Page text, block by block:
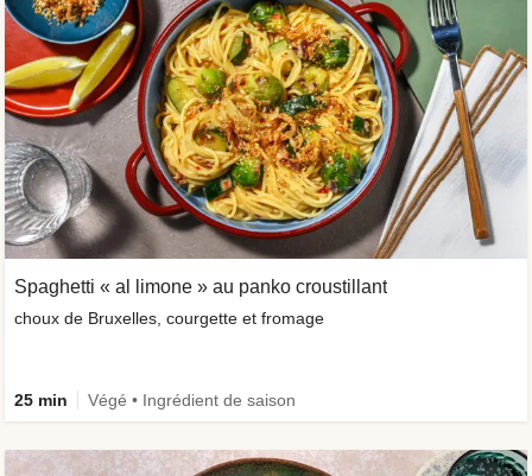
Spaghetti « al limone » au panko croustillant
choux de Bruxelles, courgette et fromage
25 min Végé • Ingrédient de saison